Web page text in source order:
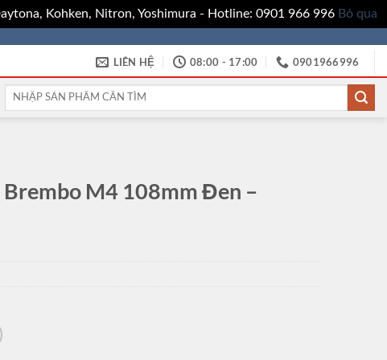
Kohken, Nitron, Yoshimura - Hotline: 0901 966 996 Bỏ qua
LIÊN HỆ 08:00 - 17:00 0901966996
Tìm
Brembo M4 108mm Đen –